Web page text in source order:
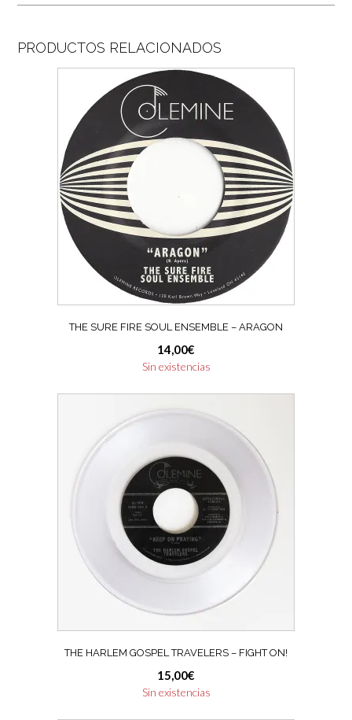
PRODUCTOS RELACIONADOS
THE SURE FIRE SOUL ENSEMBLE – ARAGON
14,00€
Sin existencias
THE HARLEM GOSPEL TRAVELERS – FIGHT ON!
15,00€
Sin existencias